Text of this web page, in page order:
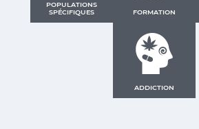
POPULATIONS
SPÉCIFIQUES
FORMATION
ADDICTION